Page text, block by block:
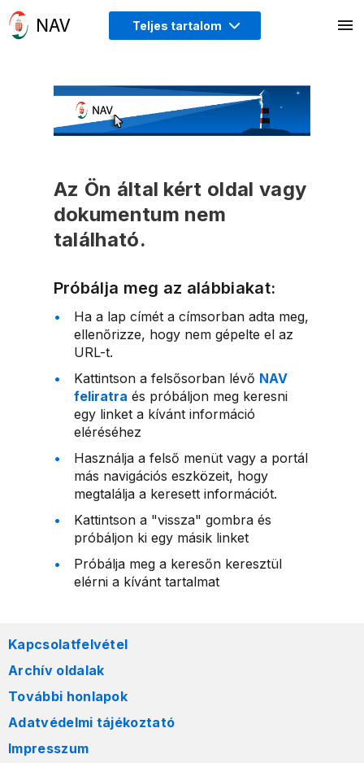
Teljes tartalom
Az Ön által kért oldal vagy
dokumentum nem
található.
Próbálja meg az alábbiakat:
Ha a lap címét a címsorban adta meg,
ellenőrizze, hogy nem gépelte el az
URL-t.
Kattintson a felsősorban lévő NAV
feliratra és próbáljon meg keresni
egy linket a kívánt információ
eléréséhez
Használja a felső menüt vagy a portál
más navigációs eszközeit, hogy
megtalálja a keresett információt.
Kattintson a "vissza" gombra és
próbáljon ki egy másik linket
Próbálja meg a keresőn keresztül
elérni a kívánt tartalmat
Kapcsolatfelvétel
Archív oldalak
További honlapok
Adatvédelmi tájékoztató
Impresszum